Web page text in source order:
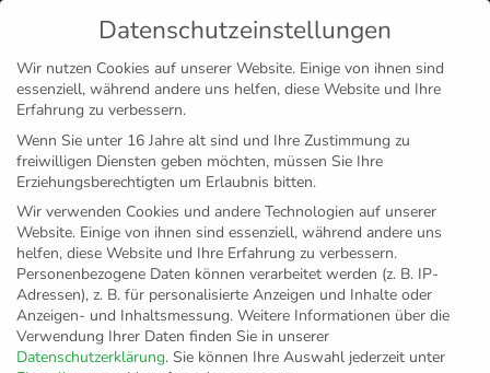
MENÜ
Disclaimer Impressum Datenschutz
Datenschutzeinstellungen
Wir nutzen Cookies auf unserer Website. Einige von ihnen sind
essenziell, während andere uns helfen, diese Website und Ihre
Erfahrung zu verbessern.
Wenn Sie unter 16 Jahre alt sind und Ihre Zustimmung zu
freiwilligen Diensten geben möchten, müssen Sie Ihre
Erziehungsberechtigten um Erlaubnis bitten.
Wir verwenden Cookies und andere Technologien auf unserer
Website. Einige von ihnen sind essenziell, während andere uns
helfen, diese Website und Ihre Erfahrung zu verbessern.
Personenbezogene Daten können verarbeitet werden (z. B. IP-
Adressen), z. B. für personalisierte Anzeigen und Inhalte oder
Anzeigen- und Inhaltsmessung. Weitere Informationen über die
Verwendung Ihrer Daten finden Sie in unserer
Datenschutzerklärung. Sie können Ihre Auswahl jederzeit unter